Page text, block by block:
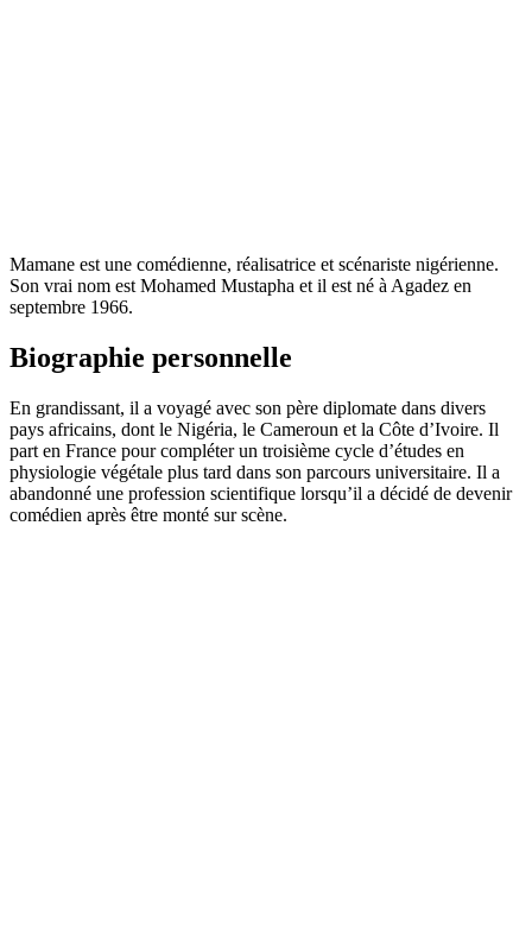
Mamane est une comédienne, réalisatrice et scénariste nigérienne.
Son vrai nom est Mohamed Mustapha et il est né à Agadez en
septembre 1966.
Biographie personnelle
En grandissant, il a voyagé avec son père diplomate dans divers
pays africains, dont le Nigéria, le Cameroun et la Côte d’Ivoire. Il
part en France pour compléter un troisième cycle d’études en
physiologie végétale plus tard dans son parcours universitaire. Il a
abandonné une profession scientifique lorsqu’il a décidé de devenir
comédien après être monté sur scène.